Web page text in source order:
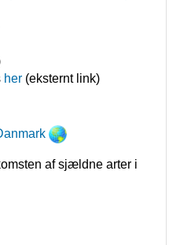
her(eksternt link)
af sjældne arter i